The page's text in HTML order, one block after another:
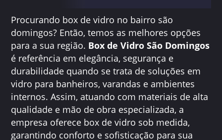
Procurando box de vidro no bairro são
domingos? Então, temos as melhores opções
para a sua região. Box de Vidro São Domingos
é referência em elegância, segurança e
durabilidade quando se trata de soluções em
vidro para banheiros, varandas e ambientes
internos. Assim, atuando com materiais de alta
qualidade e mão de obra especializada, a
empresa oferece box de vidro sob medida,
garantindo conforto e sofisticação para sua